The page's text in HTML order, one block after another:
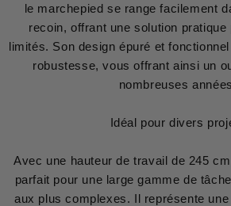
le marchepied se range facilement
recoin, offrant une solution
limités. Son design épuré et
robustesse, vous offrant ainsi un
nombreuses
Idéal pour divers
Avec une hauteur de travail de 245
parfait pour une large gamme de
aux plus complexes. Il représente